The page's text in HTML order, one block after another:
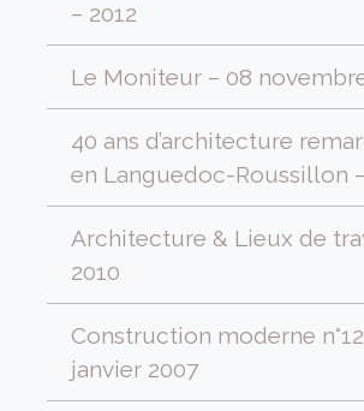
– 2012
Le Moniteur – 08
40 ans d’architecture
en Languedoc-Roussillon
Architecture & Lieux de
2010
Construction moderne
janvier 2007